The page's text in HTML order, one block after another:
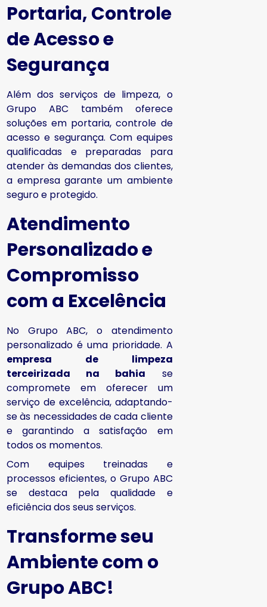
Portaria, Controle
de Acesso e
Segurança
Além dos serviços de limpeza, o
Grupo ABC também oferece
soluções em portaria, controle de
acesso e segurança. Com equipes
qualificadas e preparadas para
atender às demandas dos clientes,
a empresa garante um ambiente
seguro e protegido.
Atendimento
Personalizado e
Compromisso
com a Excelência
No Grupo ABC, o atendimento
personalizado é uma prioridade. A
empresa de limpeza
terceirizada na bahia se
compromete em oferecer um
serviço de excelência, adaptando-
se às necessidades de cada cliente
e garantindo a satisfação em
todos os momentos.
Com equipes treinadas e
processos eficientes, o Grupo ABC
se destaca pela qualidade e
eficiência dos seus serviços.
Transforme seu
Ambiente com o
Grupo ABC!